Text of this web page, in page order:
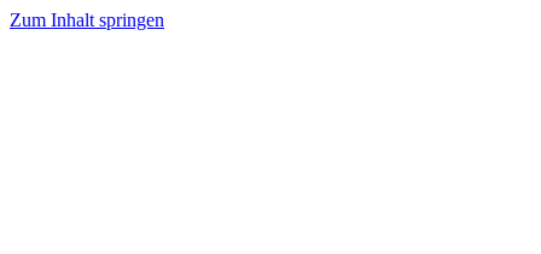
Zum Inhalt springen